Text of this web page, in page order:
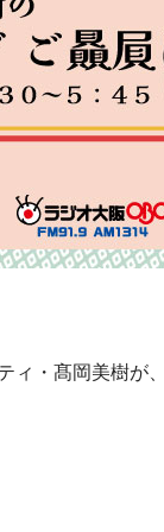
ィ・髙岡美樹が